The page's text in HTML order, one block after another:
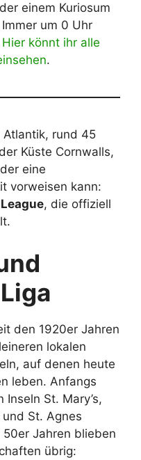
einem Kuriosum
um 0 Uhr
Hier könnt ihr alle
.
rund 45
Küste Cornwalls,
eine
vorweisen kann:
, die offiziell
den 1920er Jahren
lokalen
auf denen heute
leben. Anfangs
St. Mary’s,
St. Agnes
Jahren blieben
übrig: